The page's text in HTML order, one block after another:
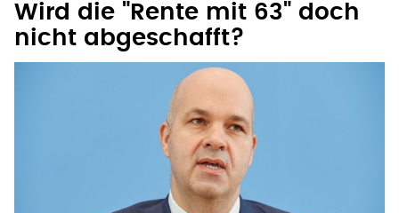
Wird die "Rente mit 63" doch
nicht abgeschafft?